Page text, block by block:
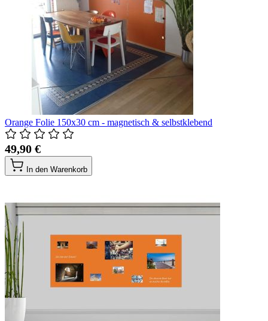
Orange Folie 150x30 cm - magnetisch & selbstklebend
49,90 €
In den Warenkorb